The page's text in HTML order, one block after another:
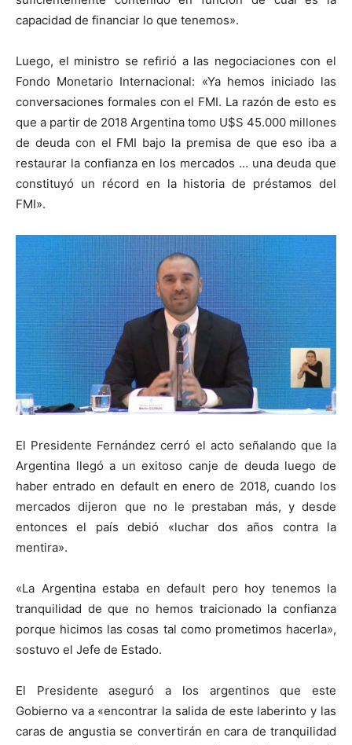
capacidad de financiar lo que tenemos».
Luego, el ministro se refirió a las negociaciones con el
Fondo Monetario Internacional: «Ya hemos iniciado las
conversaciones formales con el FMI. La razón de esto es
que a partir de 2018 Argentina tomo U$S 45.000 millones
de deuda con el FMI bajo la premisa de que eso iba a
restaurar la confianza en los mercados … una deuda que
constituyó un récord en la historia de préstamos del
FMI».
El Presidente Fernández cerró el acto señalando que la
Argentina llegó a un exitoso canje de deuda luego de
haber entrado en default en enero de 2018, cuando los
mercados dijeron que no le prestaban más, y desde
entonces el país debió «luchar dos años contra la
mentira».
«La Argentina estaba en default pero hoy tenemos la
tranquilidad de que no hemos traicionado la confianza
porque hicimos las cosas tal como prometimos hacerla»,
sostuvo el Jefe de Estado.
El Presidente aseguró a los argentinos que este
Gobierno va a «encontrar la salida de este laberinto y las
caras de angustia se convertirán en cara de tranquilidad